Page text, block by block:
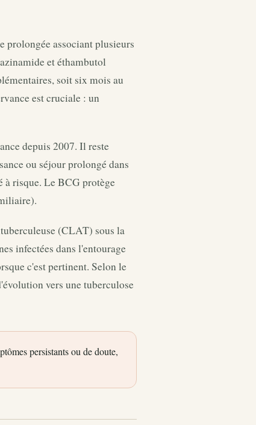
prolongée associant plusieurs
et éthambutol
soit six mois au
est cruciale : un
depuis 2007. Il reste
ou séjour prolongé dans
à risque. Le BCG protège
(CLAT) sous la
infectées dans l'entourage
c'est pertinent. Selon le
vers une tuberculose
persistants ou de doute,